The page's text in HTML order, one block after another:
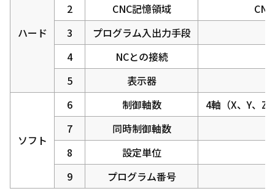
ハード
2
CNC記憶領域
3
プログラム入出力手段
4
NCとの接続
5
表示器
ソフト
6 制御軸数
4軸（X、Y、Z
7
同時制御軸数
8
設定単位
9
プログラム番号